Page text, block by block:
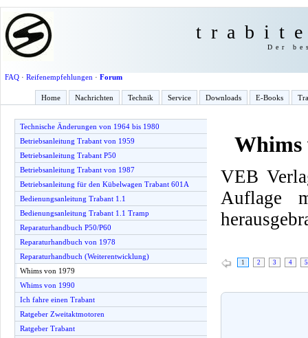
Der
FAQ· Reifenempfehlungen · Forum
Home Nachrichten Technik Service Downloads E-Books
Technische Änderungen von 1964 bis 1980
Betriebsanleitung Trabant von 1959
Betriebsanleitung Trabant P50
Betriebsanleitung Trabant von 1987
Betriebsanleitung für den Kübelwagen Trabant 601A
Bedienungsanleitung Trabant 1.1
Bedienungsanleitung Trabant 1.1 Tramp
Reparaturhandbuch P50/P60
Reparaturhandbuch von 1978
Reparaturhandbuch (Weiterentwicklung)
Whims von 1979
Whims von 1990
Ich fahre einen Trabant
Ratgeber Zweitaktmotoren
Ratgeber Trabant
Whims
VEB
Auflage
1 2 3 4 5